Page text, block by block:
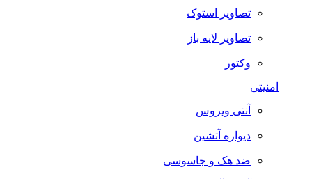
تصاویر استوک
تصاویر لایه باز
وکتور
امنیتی
آنتی ویروس
دیواره آتشین
ضد هک و جاسوسی